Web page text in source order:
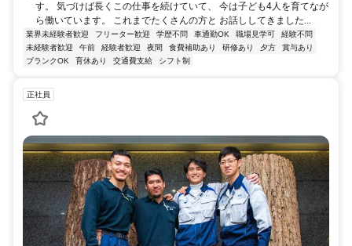
す。 気づけば長くこの仕事を続けていて、 今は子ども4人を育てなが
ら働いています。 これまでたくさんの方と お話ししてきました...
業界未経験者歓迎 フリーター歓迎 学歴不問 車通勤OK 職場見学可
経験不問
未経験者歓迎
午前 経験者歓迎 夜間 食費補助あり 研修あり 夕方
賞与あり
ブランクOK
育休あり 交通費支給 シフト制
正社員